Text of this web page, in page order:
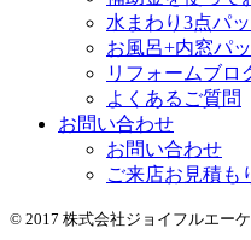
水まわり3点パ
お風呂+内窓パ
リフォームブロ
よくあるご質問
お問い合わせ
お問い合わせ
ご来店お見積も
© 2017 株式会社ジョイフルエー